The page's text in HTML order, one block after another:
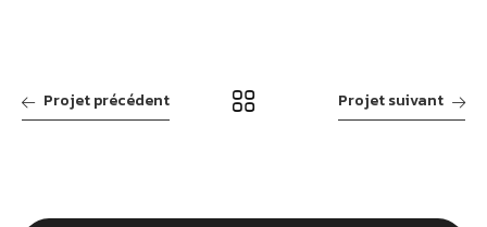
Projet précédent Projet suivant